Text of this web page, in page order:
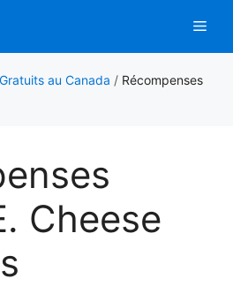
au Canada / Récompenses
Cheese